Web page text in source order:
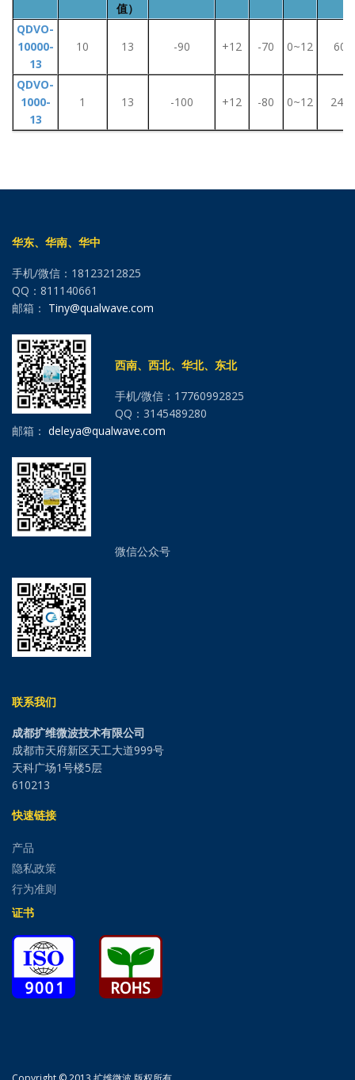
值）
QDVO-
10000-
13
10 13 -90 +12 -70 0~12 60
QDVO-
1000-
13
1 13 -100 +12 -80 0~12 240
华东、华南、华中
手机/微信：18123212825
QQ：811140661
邮箱： Tiny@qualwave.com
西南、西北、华北、东北
手机/微信：17760992825
QQ：3145489280
邮箱： deleya@qualwave.com
微信公众号
联系我们
成都扩维微波技术有限公司
成都市天府新区天工大道999号
天科广场1号楼5层
610213
快速链接
产品
隐私政策
行为准则
证书